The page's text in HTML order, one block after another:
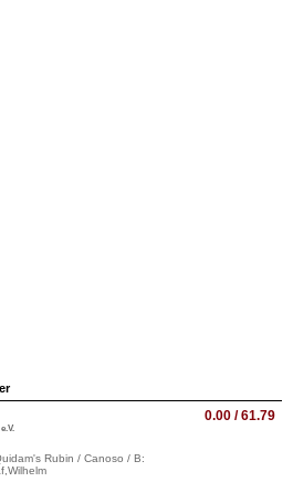
0.00 / 61.79
Rubin / Canoso / B: